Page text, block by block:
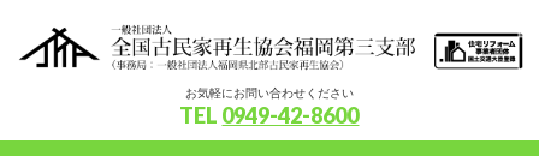
お気軽にお問い合わせください
TEL 0949-42-8600